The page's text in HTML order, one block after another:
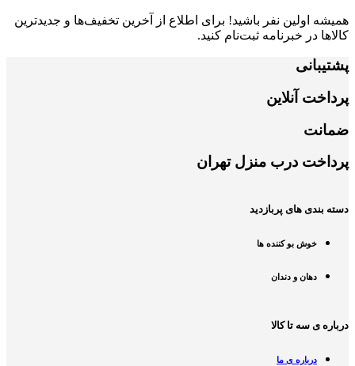
همیشه اولین نفر باشید! برای اطلاع از آخرین تخفیف‌ها و جدیدترین
کالاها در خبرنامه ثبت‌نام کنید.
پشتیبانی
پرداخت آنلاین
ضمانت
پرداخت درب منزل تهران
دسته بندی های پربازدید
خوش بو کننده ها
دهان و دندان
درباره ی سه تا کالا
درباره ی ما